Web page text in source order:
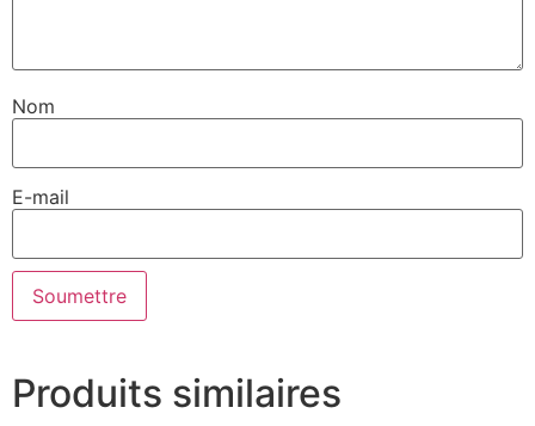
Nom
E-mail
Produits similaires